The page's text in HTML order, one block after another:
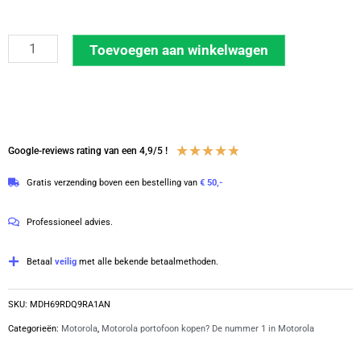
Motorola
DP3661e
UHF
portofoon
lader
MDH69RDQ9RA1AN
Toevoegen aan winkelwagen
Google-reviews rating van een 4,9/5 ! ★★★★★
Gratis verzending boven een bestelling van € 50,-
Professioneel advies.
Betaal veilig met alle bekende betaalmethoden.
SKU: MDH69RDQ9RA1AN
Categorieën: Motorola, Motorola portofoon kopen? De nummer 1 in Motorola